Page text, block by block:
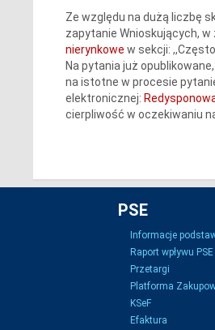
Ze względu na dużą liczbę
zapytanie Wnioskujących, w
nierynkowe w sekcji:
Na pytania już
na istotne w procesie
elektronicznej:
cierpliwość w oczekiwaniu
PSE
Informacje
Raport wpływu PSE
Przetargi
Platforma
KSeF
Efaktura